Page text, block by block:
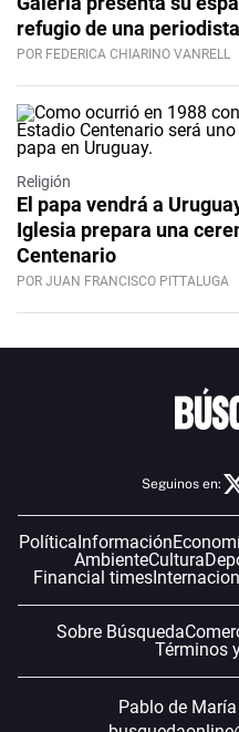
refugio de una
POR FEDERICA CHIARINO VANRELL
Religión
El papa vendrá a
Iglesia prepara una
Centenario
POR JUAN FRANCISCO PITTALUGA
Seguinos en:
PolíticaInformación
AmbienteCultura
Financial times
Sobre Búsqueda
Términos
Pablo de